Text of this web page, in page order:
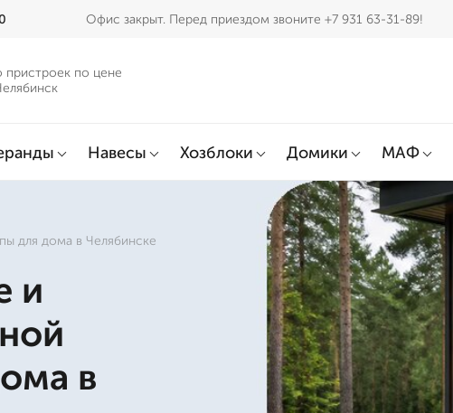
Офис закрыт. Перед приездом звоните +7 931 63-31-89!
пристроек по цене
Навесы Хозблоки Домики МАФ
для дома в Челябинске
и
в